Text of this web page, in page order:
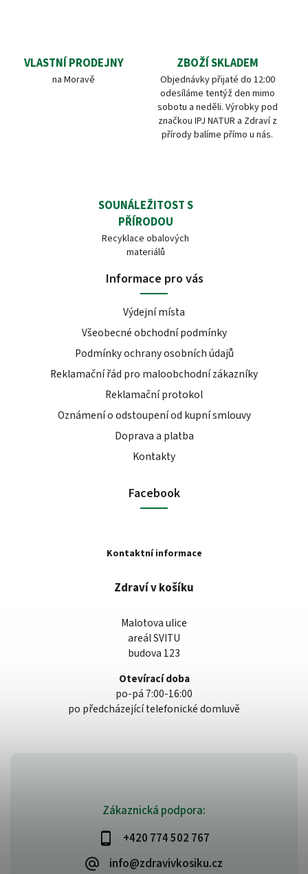
VLASTNÍ PRODEJNY
na Moravě
ZBOŽÍ SKLADEM
Objednávky přijaté do 12:00
odesíláme tentýž den mimo
sobotu a neděli. Výrobky pod
značkou IPJ NATUR a Zdraví z
přírody balíme přímo u nás.
SOUNÁLEŽITOST S
PŘÍRODOU
Recyklace obalových
materiálů
Zákaznická podpora:
+420 774 502 767
info@zdravivkosiku.cz
Informace pro vás
Výdejní místa
Všeobecné obchodní podmínky
Podmínky ochrany osobních údajů
Reklamační řád pro maloobchodní zákazníky
Reklamační protokol
Oznámení o odstoupení od kupní smlouvy
Doprava a platba
Kontakty
Facebook
Kontaktní informace
Zdraví v košíku
Malotova ulice
areál SVITU
budova 123
Otevírací doba
po-pá 7:00-16:00
po předcházející telefonické domluvě